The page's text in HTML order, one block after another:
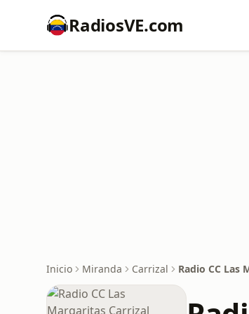
RadiosVE.com
Inicio Miranda Carrizal Radio CC Las